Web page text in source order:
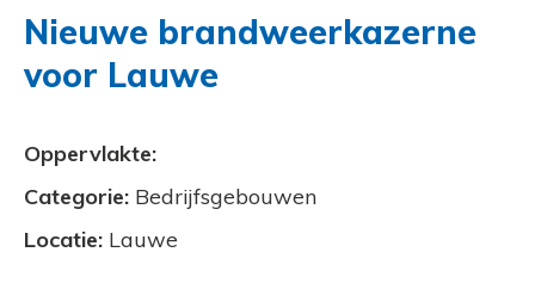
Nieuwe brandweerkazerne
voor Lauwe
Oppervlakte:
Categorie: Bedrijfsgebouwen
Locatie: Lauwe